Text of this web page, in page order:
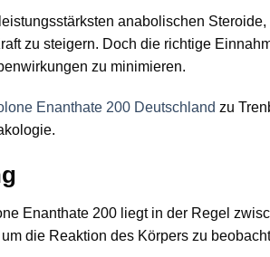
anabolischen
zu steigern. Doch die richtige
zu minimieren.
Enanthate 200 Deutschland zu
Enanthate 200 liegt in der Regel
die Reaktion des Körpers zu